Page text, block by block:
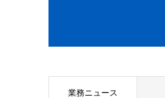
業務ニュース